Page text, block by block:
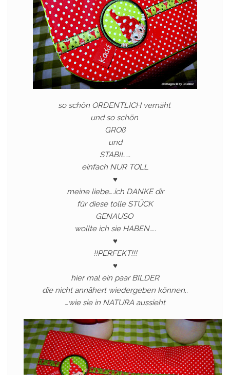
so schön ORDENTLICH vernäht
und so schön
GROß
und
STABIL….
einfach NUR TOLL
♥
meine liebe….ich DANKE dir
für diese tolle STÜCK
GENAUSO
wollte ich sie HABEN…..
♥
!!PERFEKT!!!
♥
hier mal ein paar BILDER
die nicht annähert wiedergeben können..
…wie sie in NATURA aussieht